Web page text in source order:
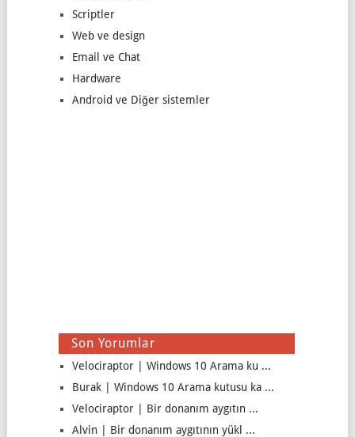
Scriptler
Web ve design
Email ve Chat
Hardware
Android ve Diğer sistemler
Son Yorumlar
Velociraptor | Windows 10 Arama ku ...
Burak | Windows 10 Arama kutusu ka ...
Velociraptor | Bir donanım aygıtın ...
Alvin | Bir donanım aygıtının yükl ...